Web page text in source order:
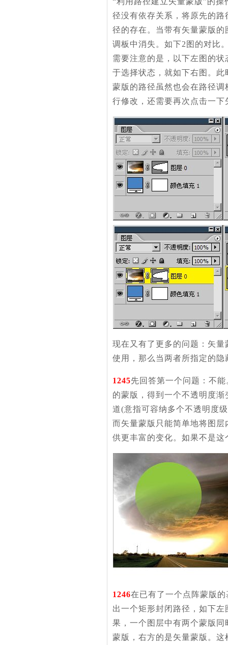
径没有依存关系，将原先的
径的存在。当带有矢量蒙版
调板中消失。如下2图的对比
需要注意的是，以下左图的
于选择状态，就如下右图。
蒙版的路径虽然也会在路径
行修改，还需要再次点击一
现在又有了更多的问题：矢
使用，那么当两者所指定的
1245先回答第一个问题：不
的蒙版，得到一个不透明度
道(意指可容纳多个不透明度
而矢量蒙版只能简单地将图
供更丰富的变化。如果不是
1246在已有了一个点阵蒙版
出一个矩形封闭路径，如下
果，一个图层中有两个蒙版
蒙版，右方的是矢量蒙版。